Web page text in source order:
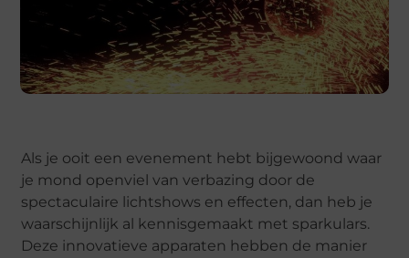
Als je ooit een evenement hebt bijgewoond waar
je mond openviel van verbazing door de
spectaculaire lichtshows en effecten, dan heb je
waarschijnlijk al kennisgemaakt met sparkulars.
Deze innovatieve apparaten hebben de manier